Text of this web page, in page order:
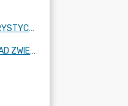
GOSPODARSTWO AGROTURYSTYCZNE
GMINNY PROGRAM OPIEKI NAD ZWIERZĘTAMI BEZDOMNYMI ORAZ ZAPOBIEGANIA BEZDOMNOŚCI ZWIERZĄT